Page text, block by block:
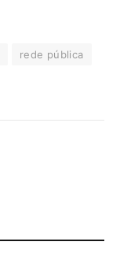
rede pública